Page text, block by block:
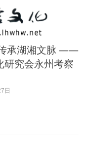
承湖湘文脉 ——
研究会永州考察
日